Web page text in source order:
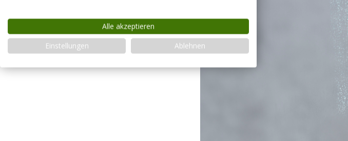
Alle akzeptieren
Einstellungen
Ablehnen